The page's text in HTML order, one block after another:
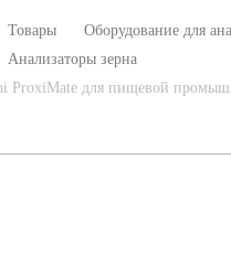
Товары
Оборудование для
Анализаторы зерна
ProxiMate для пищевой